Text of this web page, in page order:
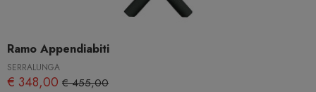
Ramo Appendiabiti
SERRALUNGA
€ 348,00 € 455,00